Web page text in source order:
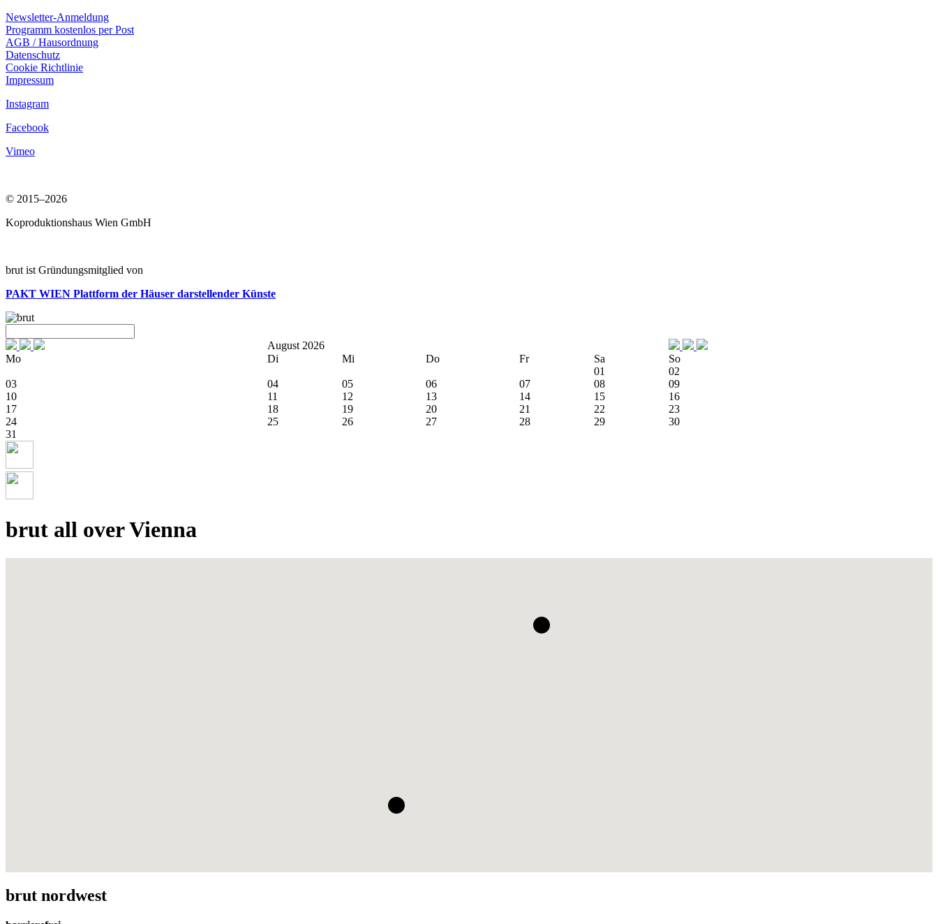
Newsletter-Anmeldung
Programm kostenlos per Post
AGB / Hausordnung
Datenschutz
Cookie Richtlinie
Impressum
Instagram
Facebook
Vimeo
© 2015–2026
Koproduktionshaus Wien GmbH
brut ist Gründungsmitglied von
PAKT WIEN Plattform der Häuser darstellender Künste
August 2026
Mo
Di Mi Do Fr Sa
So
01
02
03
04 05 06 07 08
09
10
11 12 13 14 15
16
17
18 19 20 21 22
23
24
25 26 27 28 29
30
31
brut all over Vienna
brut nordwest